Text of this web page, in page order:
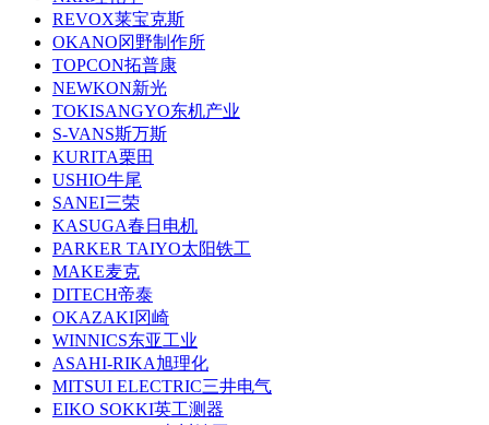
REVOX莱宝克斯
OKANO冈野制作所
TOPCON拓普康
NEWKON新光
TOKISANGYO东机产业
S-VANS斯万斯
KURITA栗田
USHIO牛尾
SANEI三荣
KASUGA春日电机
PARKER TAIYO太阳铁工
MAKE麦克
DITECH帝泰
OKAZAKI冈崎
WINNICS东亚工业
ASAHI-RIKA旭理化
MITSUI ELECTRIC三井电气
EIKO SOKKI英工测器